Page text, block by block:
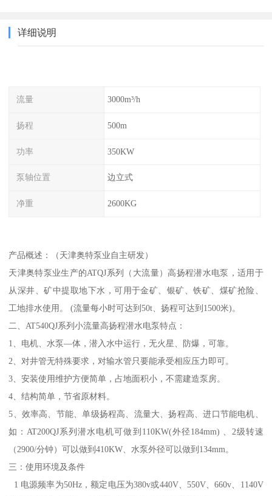
详细说明
流量 3000m³/h
扬程 500m
功率 350KW
泵轴位置 边立式
净重 2600KG
产品概述：（天津奥特泵业自主研发）
天津奥特泵业生产的ATQJ系列（大流量）高扬程潜水电泵，适用于
从深井、矿中提取地下水，可用于金矿、银矿、铁矿、煤矿抢险、
工地排水使用。 (流量每小时可达到50t、扬程可达到1500米)。
二、AT540QJ系列小流量高扬程潜水电泵特点：
1、电机、水泵—体，潜入水中运行，无火星、防爆，可靠。
2、对井管无特殊要求，对输水管只要能承受相应压力即可。
3、安装使用维护方便简单，占地面积小，不需建造泵房。
4、结构简单，节省原材料。
5、效率高、节能、单级扬程高、流量大、扬程高、进口节能电机、
如：AT200QJ系列潜水电机可做到110KW(外径184mm) 、2级转速
（2900/分钟）可以做到410KW、水泵外径可以做到134mm。
三：使用环境及条件
1 电源频率为50Hz，额定电压为380v或440V、550V、660v、1140V